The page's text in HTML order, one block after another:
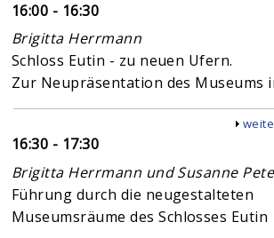
16:00 - 16:30
Brigitta Herrmann
Schloss Eutin - zu neuen Ufern.
Zur Neupräsentation des Museums
16:30 - 17:30
Brigitta Herrmann und Susanne
Führung durch die neugestalteten
Museumsräume des Schlosses Eutin